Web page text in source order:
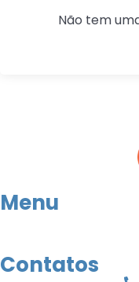
Não tem
Menu
Contatos